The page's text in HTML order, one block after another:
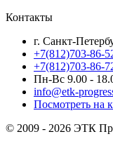
Контакты
г. Санкт-
+7(812)703-86-
+7(812)703-86-
Пн-Вс 9.00 -
info@etk-
Посмотреть на
© 2009 - 2026 ЭТК